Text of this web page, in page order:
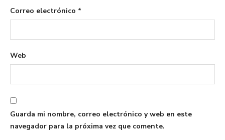
Correo electrónico *
Web
Guarda mi nombre, correo electrónico y web en este
navegador para la próxima vez que comente.